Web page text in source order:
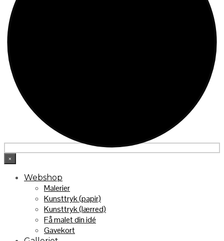
×
Webshop
Malerier
Kunsttryk (papir)
Kunsttryk (lærred)
Få malet din idé
Gavekort